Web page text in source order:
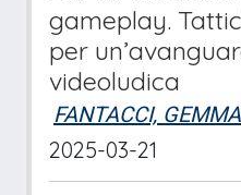
gameplay.
per
videoludica
FANTACCI, GEMMA
2025-03-21